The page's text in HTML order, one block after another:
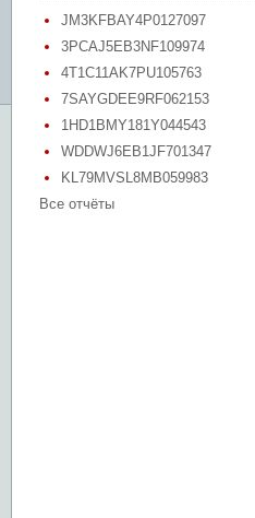
JM3KFBAY4P0127097
3PCAJ5EB3NF109974
4T1C11AK7PU105763
7SAYGDEE9RF062153
1HD1BMY181Y044543
WDDWJ6EB1JF701347
KL79MVSL8MB059983
Все отчёты